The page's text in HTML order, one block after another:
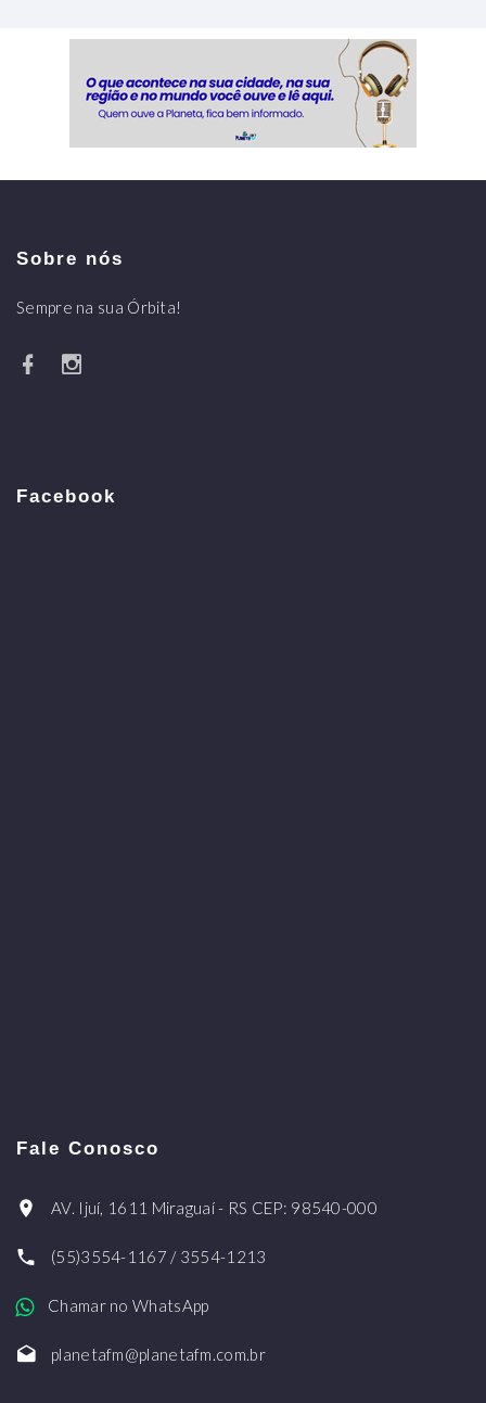
Sobre nós
Sempre na sua Órbita!
Facebook
Fale Conosco
AV. Ijuí, 1611 Miraguaí - RS CEP: 98540-000
(55)3554-1167 / 3554-1213
Chamar no WhatsApp
planetafm@planetafm.com.br